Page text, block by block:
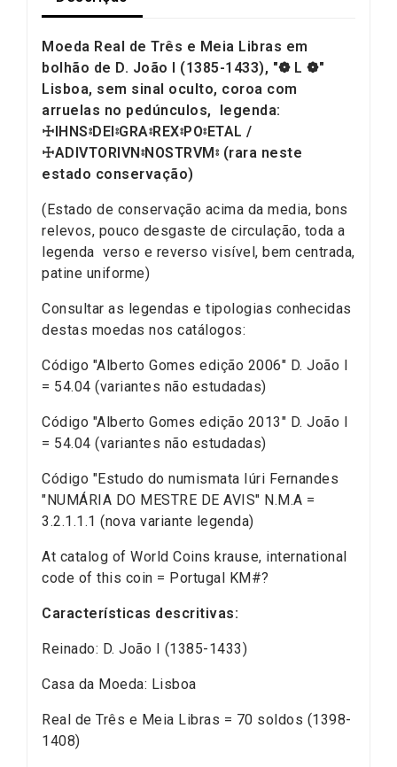
Moeda Real de Três e Meia Libras em
bolhão de D. João I (1385-1433), "❁ L ❁"
Lisboa, sem sinal oculto, coroa com
arruelas no pedúnculos, legenda:
☩IHNS⦂DEI⦂GRA⦂REX⦂PO⦂ETAL /
☩ADIVTORIVN⦂NOSTRVM⦂ (rara neste
estado conservação)
(Estado de conservação acima da media, bons
relevos, pouco desgaste de circulação, toda a
legenda verso e reverso visível, bem centrada,
patine uniforme)
Consultar as legendas e tipologias conhecidas
destas moedas nos catálogos:
Código "Alberto Gomes edição 2006" D. João I
= 54.04 (variantes não estudadas)
Código "Alberto Gomes edição 2013" D. João I
= 54.04 (variantes não estudadas)
Código "Estudo do numismata Iúri Fernandes
"NUMÁRIA DO MESTRE DE AVIS" N.M.A =
3.2.1.1.1 (nova variante legenda)
At catalog of World Coins krause, international
code of this coin = Portugal KM#?
Características descritivas:
Reinado: D. João I (1385-1433)
Casa da Moeda: Lisboa
Real de Três e Meia Libras = 70 soldos (1398-
1408)